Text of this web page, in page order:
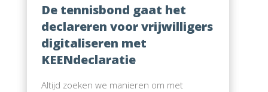
De tennisbond gaat het
declareren voor vrijwilligers
digitaliseren met
KEENdeclaratie
Altijd zoeken we manieren om met